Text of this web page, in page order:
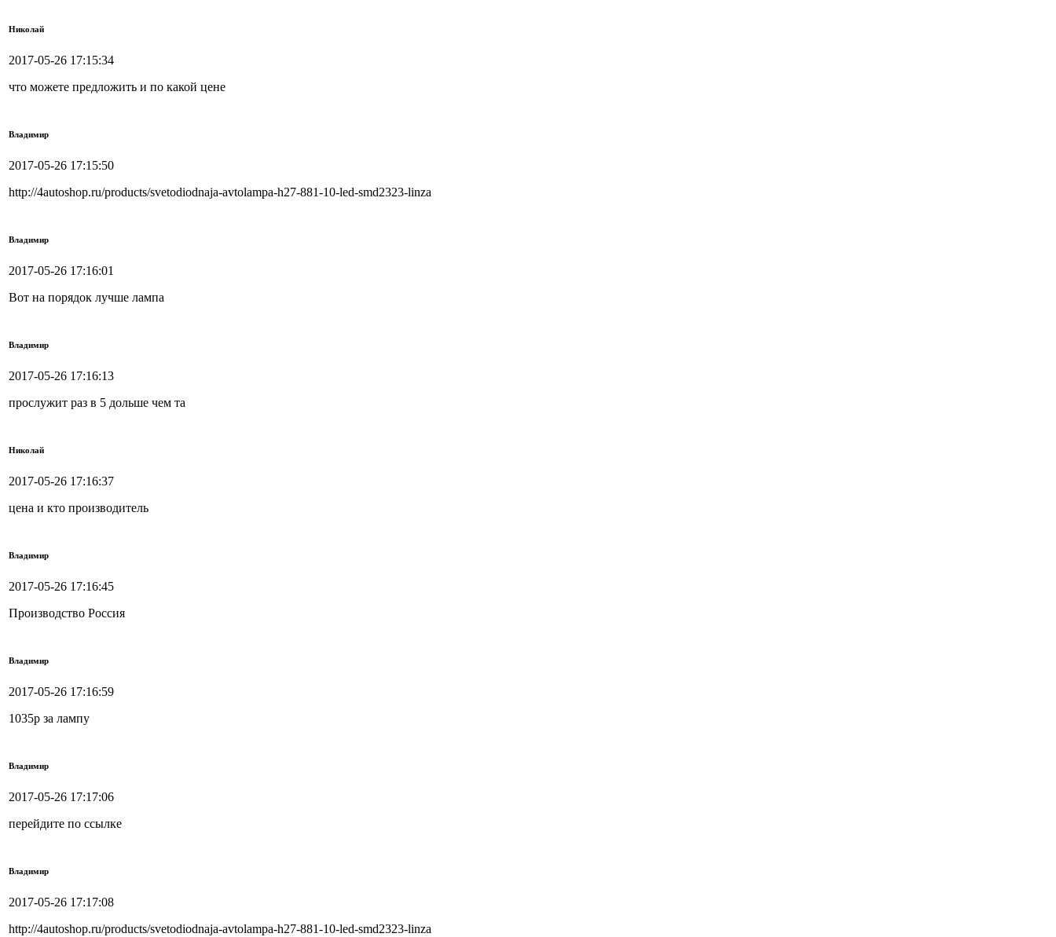
Николай
2017-05-26 17:15:34
что можете предложить и по какой цене
Владимир
2017-05-26 17:15:50
http://4autoshop.ru/products/svetodiodnaja-avtolampa-h27-881-10-led-smd2323-linza
Владимир
2017-05-26 17:16:01
Вот на порядок лучше лампа
Владимир
2017-05-26 17:16:13
прослужит раз в 5 дольше чем та
Николай
2017-05-26 17:16:37
цена и кто производитель
Владимир
2017-05-26 17:16:45
Производство Россия
Владимир
2017-05-26 17:16:59
1035р за лампу
Владимир
2017-05-26 17:17:06
перейдите по ссылке
Владимир
2017-05-26 17:17:08
http://4autoshop.ru/products/svetodiodnaja-avtolampa-h27-881-10-led-smd2323-linza